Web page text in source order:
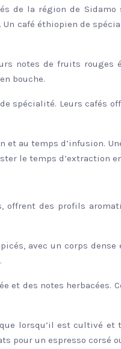
de la région de
café éthiopien de
notes de fruits rouges
bouche.
spécialité. Leurs
au temps d’infusion.
le temps d’extraction
des profils
avec un corps
des notes
lorsqu’il est cultivé
pour un espresso corsé